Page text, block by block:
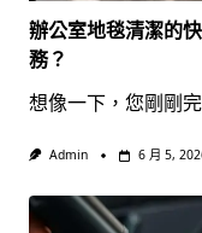
辦公室地毯清潔的
務？
想像一下，您剛剛
Admin 6 月 5,